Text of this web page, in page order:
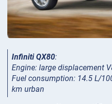
Infiniti QX80:
Engine: large displacement
Fuel consumption: 14.5 L/
km urban